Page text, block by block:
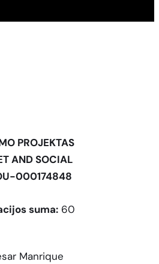
PROJEKTAS
AND SOCIAL
000174848
suma: 60
Manrique